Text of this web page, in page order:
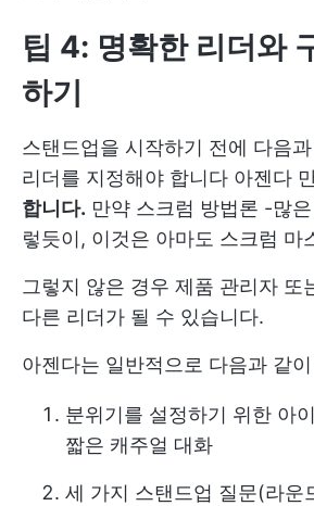
팁 4: 명확한 리더와
하기
스탠드업을 시작하기 전에 다음
리더를 지정해야 합니다 아젠다
합니다. 만약 스크럼 방법론 -많
렇듯이, 이것은 아마도 스크럼 마
그렇지 않은 경우 제품 관리자 또
다른 리더가 될 수 있습니다.
아젠다는 일반적으로 다음과 같
분위기를 설정하기 위한 아
짧은 캐주얼 대화
세 가지 스탠드업 질문(라운